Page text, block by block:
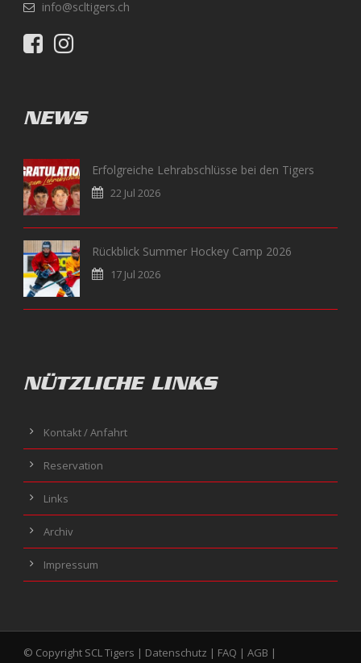
info@scltigers.ch
NEWS
Erfolgreiche Lehrabschlüsse bei den Tigers
22 Jul 2026
Rückblick Summer Hockey Camp 2026
17 Jul 2026
NÜTZLICHE LINKS
Kontakt / Anfahrt
Reservation
Links
Archiv
Impressum
© Copyright SCL Tigers | Datenschutz | FAQ | AGB |